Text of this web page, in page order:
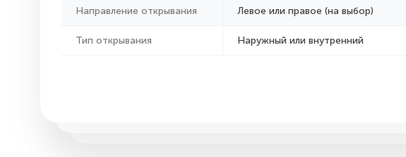
Направление открывания Левое или правое (на выбор)
Тип открывания Наружный или внутренний